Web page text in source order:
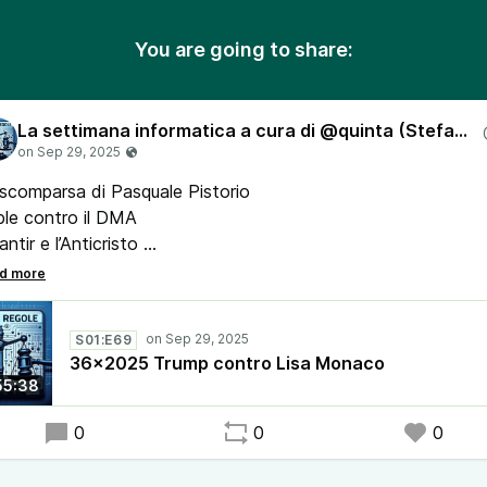
You are going to share:
La settimana informatica a cura di @quinta (Stefano Quintarelli) con Lanfranco Palazzolo (Radio Radicale)
di Pasquale Pistorio
contro il DMA
e l’Anticristo
contro Lisa Monaco
della settimana - Element
De Janeiro la Giustizia con l’AI
ci costano i datacenter?
- il caso Cloud Azure
BCE - portatevi dietro i contanti
Cloud
S01:E69
36x2025 Trump contro Lisa Monaco
0 0 0